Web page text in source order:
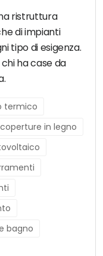
ristruttura
di impianti
tipo di esigenza.
ha case da
termico
coperture in legno
bagno